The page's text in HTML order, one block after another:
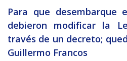
Para que desembarque
debieron modificar la
través de un decreto;
Guillermo Francos